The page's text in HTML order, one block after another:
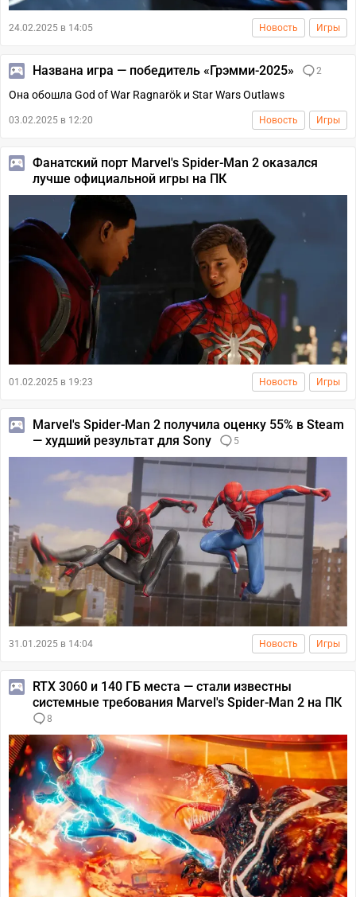
24.02.2025 в 14:05 Новость Игры
Названа игра — победитель «Грэмми-2025» 2
Она обошла God of War Ragnarök и Star Wars Outlaws
03.02.2025 в 12:20 Новость Игры
Фанатский порт Marvel's Spider-Man 2 оказался
лучше официальной игры на ПК
01.02.2025 в 19:23 Новость Игры
Marvel's Spider-Man 2 получила оценку 55% в Steam
— худший результат для Sony
5
31.01.2025 в 14:04 Новость Игры
RTX 3060 и 140 ГБ места — стали известны
системные требования Marvel's Spider-Man 2 на ПК
8